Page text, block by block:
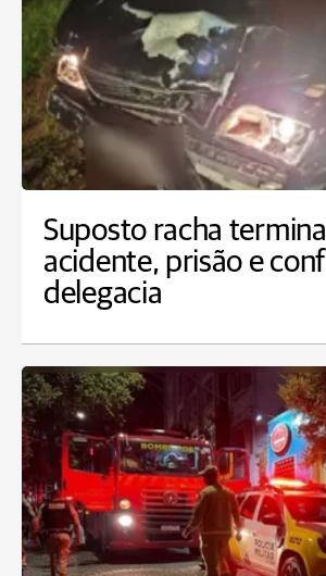
Suposto racha
acidente, prisão e
delegacia